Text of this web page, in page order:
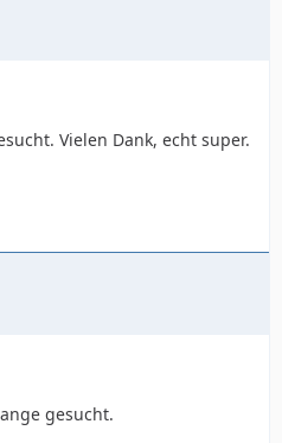
Vielen Dank, echt super.
gesucht.